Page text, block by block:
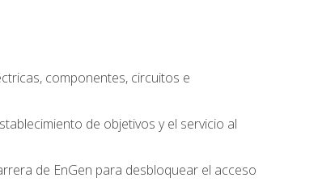
componentes, circuitos e
de objetivos y el servicio al
de EnGen para desbloquear el acceso